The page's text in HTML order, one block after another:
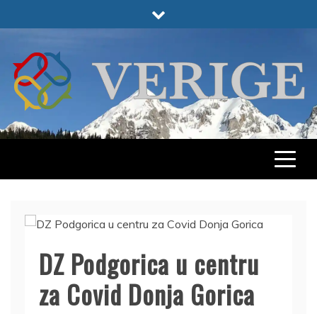
to
VERIGE
ODABRANO
DZ Podgorica u centru
za Covid Donja Gorica